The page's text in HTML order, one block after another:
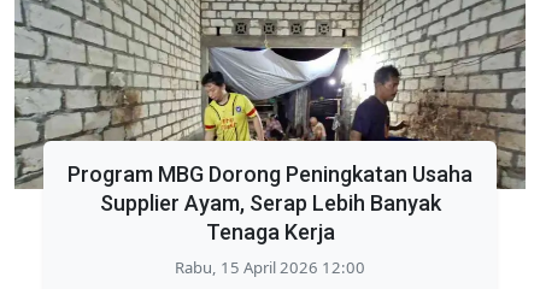
Program MBG Dorong Peningkatan Usaha
Supplier Ayam, Serap Lebih Banyak
Tenaga Kerja
Rabu, 15 April 2026 12:00